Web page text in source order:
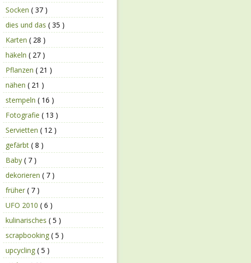
Socken ( 37 )
dies und das ( 35 )
Karten ( 28 )
häkeln ( 27 )
Pflanzen ( 21 )
nähen ( 21 )
stempeln ( 16 )
Fotografie ( 13 )
Servietten ( 12 )
gefärbt ( 8 )
Baby ( 7 )
dekorieren ( 7 )
früher ( 7 )
UFO 2010 ( 6 )
kulinarisches ( 5 )
scrapbooking ( 5 )
upcycling ( 5 )